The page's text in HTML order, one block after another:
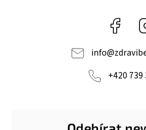
info@
+420 739